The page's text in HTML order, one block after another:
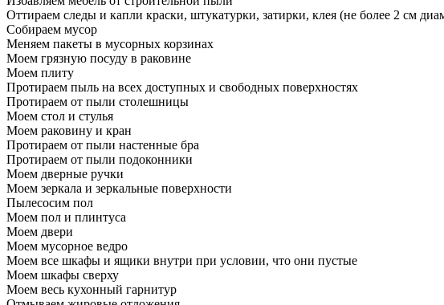
Оттираем следы и капли краски, штукатурки, затирки, клея (не более 2 см
Собираем мусор
Меняем пакеты в мусорных корзинах
Моем грязную посуду в раковине
Моем плиту
Протираем пыль на всех доступных и свободных поверхностях
Протираем от пыли столешницы
Моем стол и стулья
Моем раковину и кран
Протираем от пыли настенные бра
Протираем от пыли подоконники
Моем дверные ручки
Моем зеркала и зеркальные поверхности
Пылесосим пол
Моем пол и плинтуса
Моем двери
Моем мусорное ведро
Моем все шкафы и ящики внутри при условии, что они пустые
Моем шкафы сверху
Моем весь кухонный гарнитур